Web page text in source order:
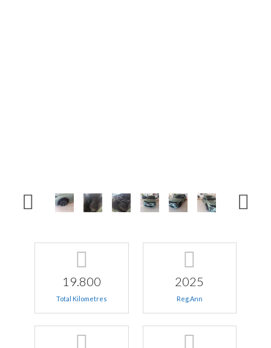
19.800
Total Kilometres
2025
Reg.Ann